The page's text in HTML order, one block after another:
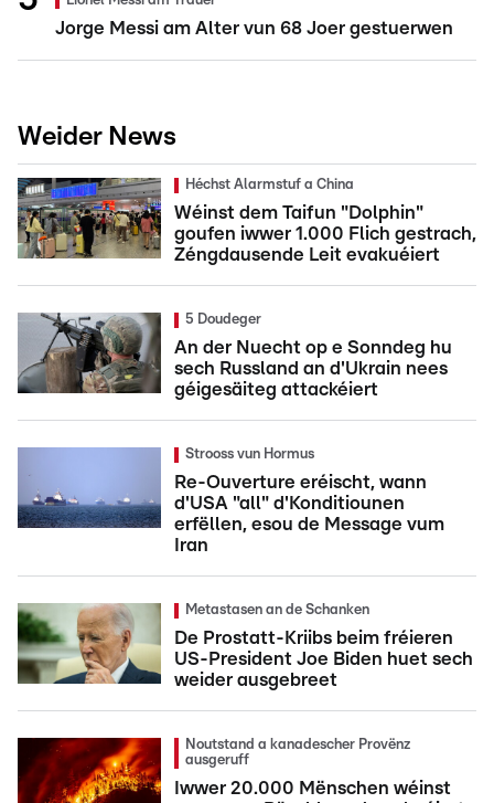
Jorge Messi am Alter vun 68 Joer gestuerwen
Weider News
Héchst Alarmstuf a China
Wéinst dem Taifun "Dolphin"
goufen iwwer 1.000 Flich gestrach,
Zéngdausende Leit evakuéiert
5 Doudeger
An der Nuecht op e Sonndeg hu
sech Russland an d'Ukrain nees
géigesäiteg attackéiert
Strooss vun Hormus
Re-Ouverture eréischt, wann
d'USA "all" d'Konditiounen
erfëllen, esou de Message vum
Iran
Metastasen an de Schanken
De Prostatt-Kriibs beim fréieren
US-President Joe Biden huet sech
weider ausgebreet
Noutstand a kanadescher Provënz
ausgeruff
Iwwer 20.000 Mënschen wéinst